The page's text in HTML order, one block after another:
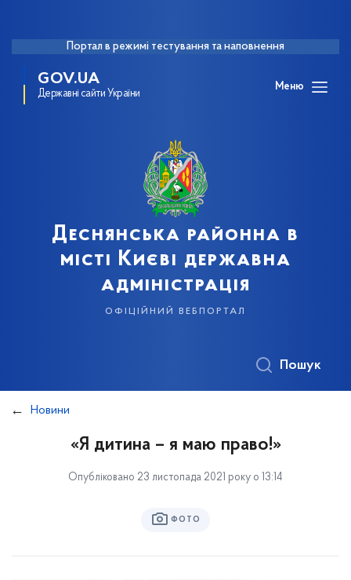
Портал в режимі тестування та наповнення
GOV.UA
Державні сайти України
Меню
Деснянська районна в
місті Києві державна
адміністрація
офіційний вебпортал
Пошук
Новини
«Я дитина – я маю право!»
Опубліковано 23 листопада 2021 року о 13:14
ФОТО